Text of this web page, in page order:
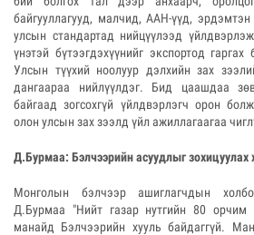
байгууллагууд, малчид, ААН-үүд,
улсын стандартад нийцүүлээд
үнэтэй бүтээгдэхүүнийг экспортод
Улсын түүхий ноолуур дэлхийн зах
дангаараа нийлүүлдэг. Бид цаашдаа
байгаад зогсохгүй үйлдвэрлэгч орон
олон улсын зах зээлд үйл ажиллагаагаа
Д.Бурмаа: Бэлчээрийн асуудлыг зохицуулах
Монголын бэлчээр ашиглагчдын
Д.Бурмаа "Нийт газар нутгийн 80 орчим
манайд Бэлчээрийн хууль байдаггүй.